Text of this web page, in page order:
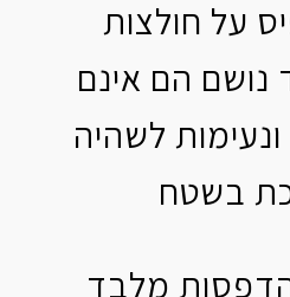
על חולצות
נושם הם אינם
לשהיה
בשטח
מלבד